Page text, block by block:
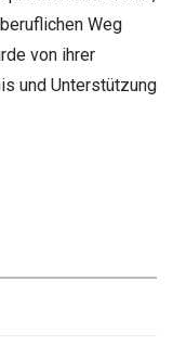
Weg
von ihrer
und Unterstützung